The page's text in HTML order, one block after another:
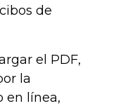
de
el PDF,
la
en línea,